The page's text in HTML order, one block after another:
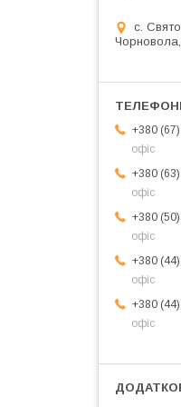
с.
+380
офіс
+380
офіс
+380
офіс
+380
офіс
+380
офіс